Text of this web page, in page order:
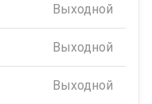
Выходной
Выходной
Выходной